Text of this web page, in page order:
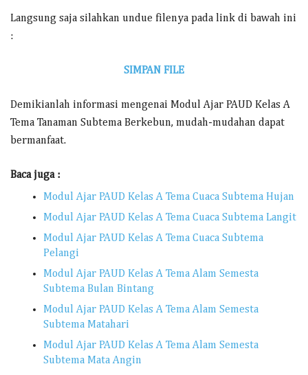
Langsung saja silahkan undue filenya pada link di bawah ini
:
SIMPAN FILE
Demikianlah informasi mengenai Modul Ajar PAUD Kelas A
Tema Tanaman Subtema Berkebun, mudah-mudahan dapat
bermanfaat.
Baca juga :
Modul Ajar PAUD Kelas A Tema Cuaca Subtema Hujan
Modul Ajar PAUD Kelas A Tema Cuaca Subtema Langit
Modul Ajar PAUD Kelas A Tema Cuaca Subtema
Pelangi
Modul Ajar PAUD Kelas A Tema Alam Semesta
Subtema Bulan Bintang
Modul Ajar PAUD Kelas A Tema Alam Semesta
Subtema Matahari
Modul Ajar PAUD Kelas A Tema Alam Semesta
Subtema Mata Angin